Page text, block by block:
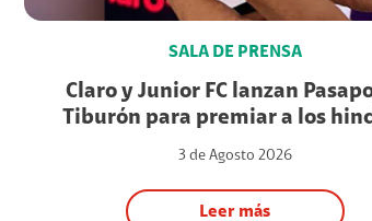
SALA DE PRENSA
Claro y Junior FC lanzan
Tiburón para premiar a los
3 de Agosto 2026
Leer más